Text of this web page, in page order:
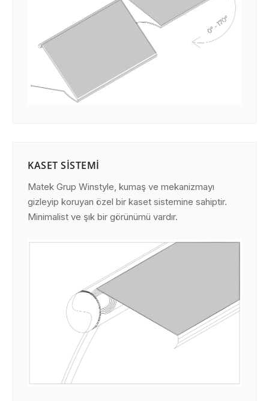
KASET SISTEMI
Matek Grup Winstyle, kumaş ve mekanizmayı
gizleyip koruyan özel bir kaset sistemine sahiptir.
Minimalist ve şık bir görünümü vardır.